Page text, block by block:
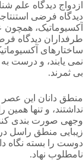
ازدواج دیدگاه علم
دیدگاه فرضی
آکسیوماتیک، همچون
طرفداران دیدگاه
ساختارهای
نمی یابند، و درست
بی ثمرند.
منطق دانان این عصر
نداشتند، و تنها
وجهی صورت بندی
زیبایی منطق راسل
دوست را بسته نگاه
نامطلوب نهاد.